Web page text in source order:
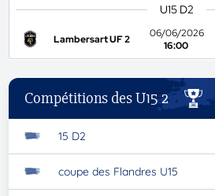
U15 D2
Lambersart UF 2
06/06/2026
16:00
Compétitions des U15 2
15 D2
coupe des Flandres U15